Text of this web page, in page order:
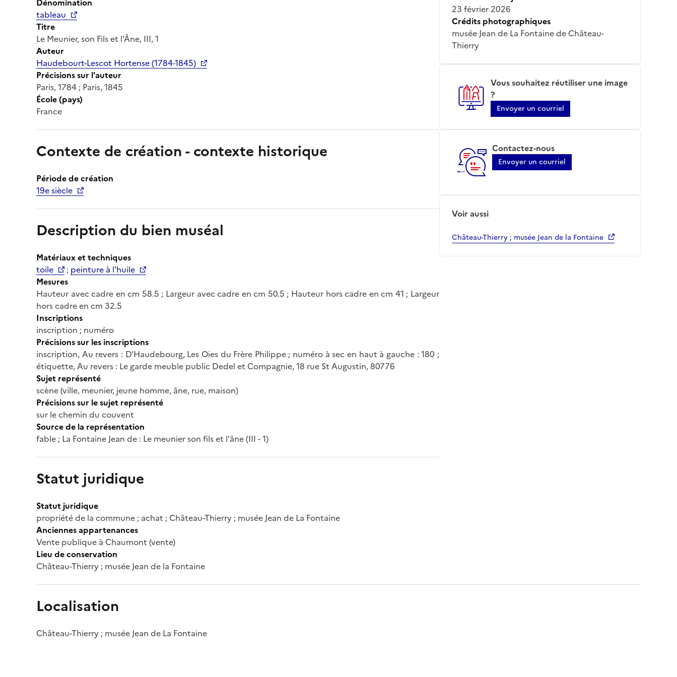
tableau
Titre
Le Meunier, son Fils et l'Âne, III, 1
Auteur
Haudebourt-Lescot Hortense (1784-1845)
Précisions sur l'auteur
Paris, 1784 ; Paris, 1845
École (pays)
France
Contexte de création - contexte historique
Période de création
19e siècle
Description du bien muséal
Matériaux et techniques
toile
; peinture à l'huile
Mesures
Hauteur avec cadre en cm 58.5 ; Largeur avec cadre en cm 50.5 ; Hauteur hors cadre en cm 41 ; Largeur
hors cadre en cm 32.5
Inscriptions
inscription ; numéro
Précisions sur les inscriptions
inscription, Au revers : D'Haudebourg, Les Oies du Frère Philippe ; numéro à sec en haut à gauche : 180 ;
étiquette, Au revers : Le garde meuble public Dedel et Compagnie, 18 rue St Augustin, 80776
Sujet représenté
scène (ville, meunier, jeune homme, âne, rue, maison)
Précisions sur le sujet représenté
sur le chemin du couvent
Source de la représentation
fable ; La Fontaine Jean de : Le meunier son fils et l'âne (III - 1)
Statut juridique
Statut juridique
propriété de la commune ; achat ; Château-Thierry ; musée Jean de La Fontaine
Anciennes appartenances
Vente publique à Chaumont (vente)
Lieu de conservation
Château-Thierry ; musée Jean de la Fontaine
23 février 2026
Crédits photographiques
musée Jean de La Fontaine de Château-
Thierry
Vous souhaitez réutiliser une image
?
Envoyer un courriel
Contactez-nous
Envoyer un courriel
Voir aussi
Château-Thierry ; musée Jean de la Fontaine
Localisation
Château-Thierry ; musée Jean de La Fontaine